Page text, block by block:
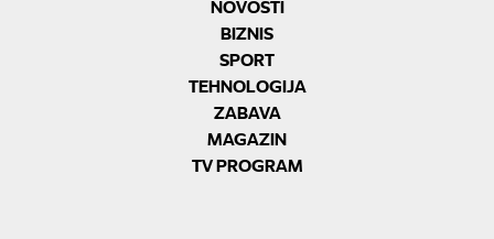
NOVOSTI
BIZNIS
SPORT
TEHNOLOGIJA
ZABAVA
MAGAZIN
TV PROGRAM